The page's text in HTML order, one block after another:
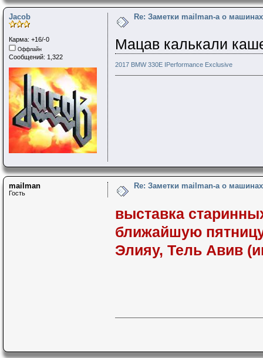
Jacob
Карма: +16/-0
Оффлайн
Сообщений: 1,322
Re: Заметки mailman-a о
Мацав калькали
2017 BMW 330E IPerformance Exclusive
mailman
Гость
Re: Заметки mailman-a о
выставка
ближайшую
Элияу, Тель Авив